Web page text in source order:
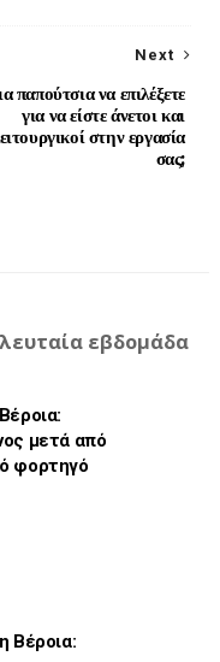
Next
παπούτσια να επιλέξετε
για να είστε άνετοι και
στην εργασία
σας;
εβδομάδα
μετά από
φορτηγό
Βέροια: